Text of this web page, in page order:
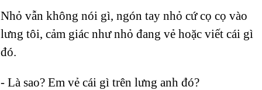
Nhỏ vẫn không nói gì, ngón tay nhỏ cứ cọ cọ vào
lưng tôi, cảm giác như nhỏ đang vẻ hoặc viết cái gì
đó.
- Là sao? Em vẻ cái gì trên lưng anh đó?